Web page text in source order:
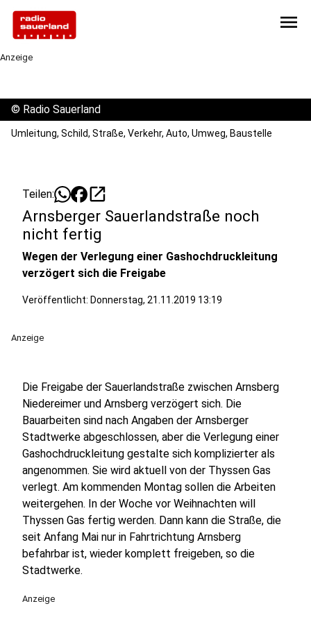
menu
Anzeige
© Radio Sauerland
Umleitung, Schild, Straße, Verkehr, Auto, Umweg, Baustelle
Teilen: open_in_new
Arnsberger Sauerlandstraße noch
nicht fertig
Wegen der Verlegung einer Gashochdruckleitung
verzögert sich die Freigabe
Veröffentlicht: Donnerstag, 21.11.2019 13:19
Anzeige
Die Freigabe der Sauerlandstraße zwischen Arnsberg
Niedereimer und Arnsberg verzögert sich. Die
Bauarbeiten sind nach Angaben der Arnsberger
Stadtwerke abgeschlossen, aber die Verlegung einer
Gashochdruckleitung gestalte sich komplizierter als
angenommen. Sie wird aktuell von der Thyssen Gas
verlegt. Am kommenden Montag sollen die Arbeiten
weitergehen. In der Woche vor Weihnachten will
Thyssen Gas fertig werden. Dann kann die Straße, die
seit Anfang Mai nur in Fahrtrichtung Arnsberg
befahrbar ist, wieder komplett freigeben, so die
Stadtwerke.
Anzeige